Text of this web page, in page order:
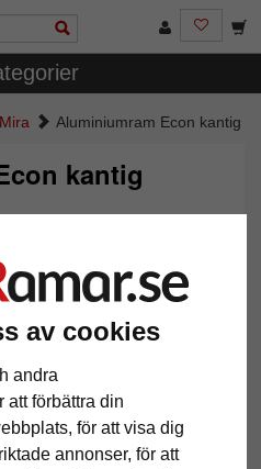
av cookies
andra
att förbättra din
för att visa dig
annonser, för att
Mira Aluminiumram Econ kantig
kantig